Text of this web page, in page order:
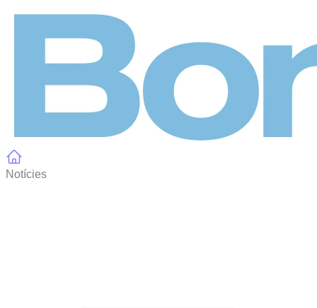
Notícies